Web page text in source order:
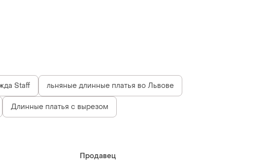
Staff льняные длинные платья во Львове
Длинные платья с вырезом
Продавец